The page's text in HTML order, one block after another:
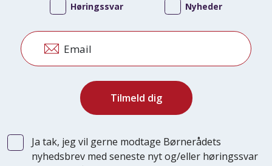
Email
Høringssvar Nyheder
Ja tak, jeg vil gerne modtage Børnerådets
nyhedsbrev med seneste nyt og/eller høringssvar